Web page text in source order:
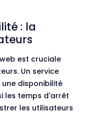
: la
est cruciale
Un service
disponibilité
les temps d'arrêt
les utilisateurs